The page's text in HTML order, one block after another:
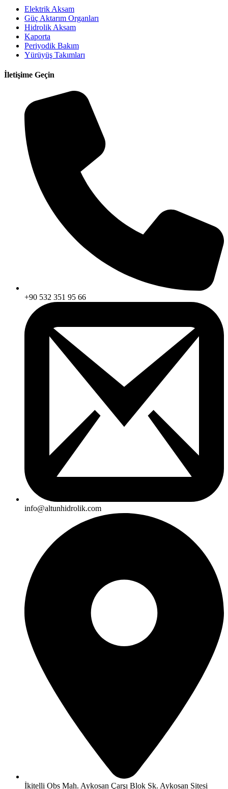
Elektrik Aksam
Güç Aktarım Organları
Hidrolik Aksam
Kaporta
Periyodik Bakım
Yürüyüş Takımları
İletişime Geçin
+90 532 351 95 66
info@altunhidrolik.com
İkitelli Obs Mah. Aykosan Çarşı Blok Sk. Aykosan Sitesi